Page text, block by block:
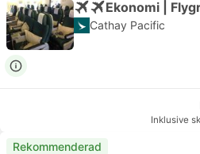
Ekonomi |
Cathay Pacific
Inklusive
Rekommenderad